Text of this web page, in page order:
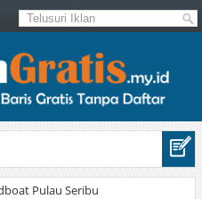
Putih
Pulau Seribu